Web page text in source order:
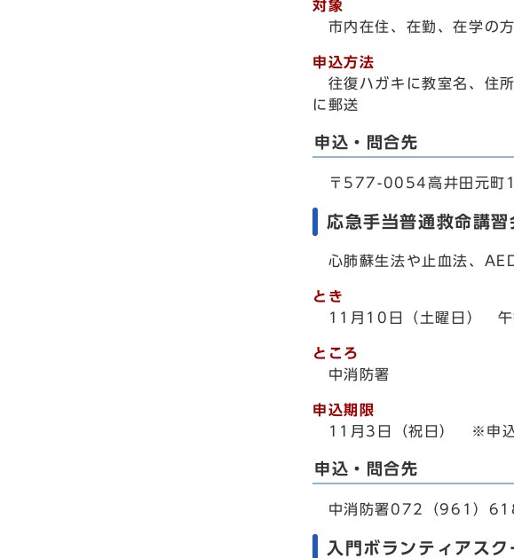
対象
市内在住、在勤、在学の方
申込方法
往復ハガキに教室名、住
に郵送
申込・問合先
〒577-0054高井田元町
応急手当普通救命講習
心肺蘇生法や止血法、
とき
11月10日（土曜日） 午
ところ
中消防署
申込期限
11月3日（祝日） ※申込
申込・問合先
中消防署072（961）
入門ボランティアスク